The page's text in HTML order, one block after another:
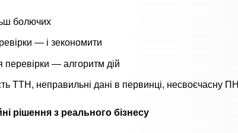
болючих
— і зекономити
— алгоритм дій
ТТН, неправильні дані в первинці, несвоєчасну ПН
рішення з реального бізнесу